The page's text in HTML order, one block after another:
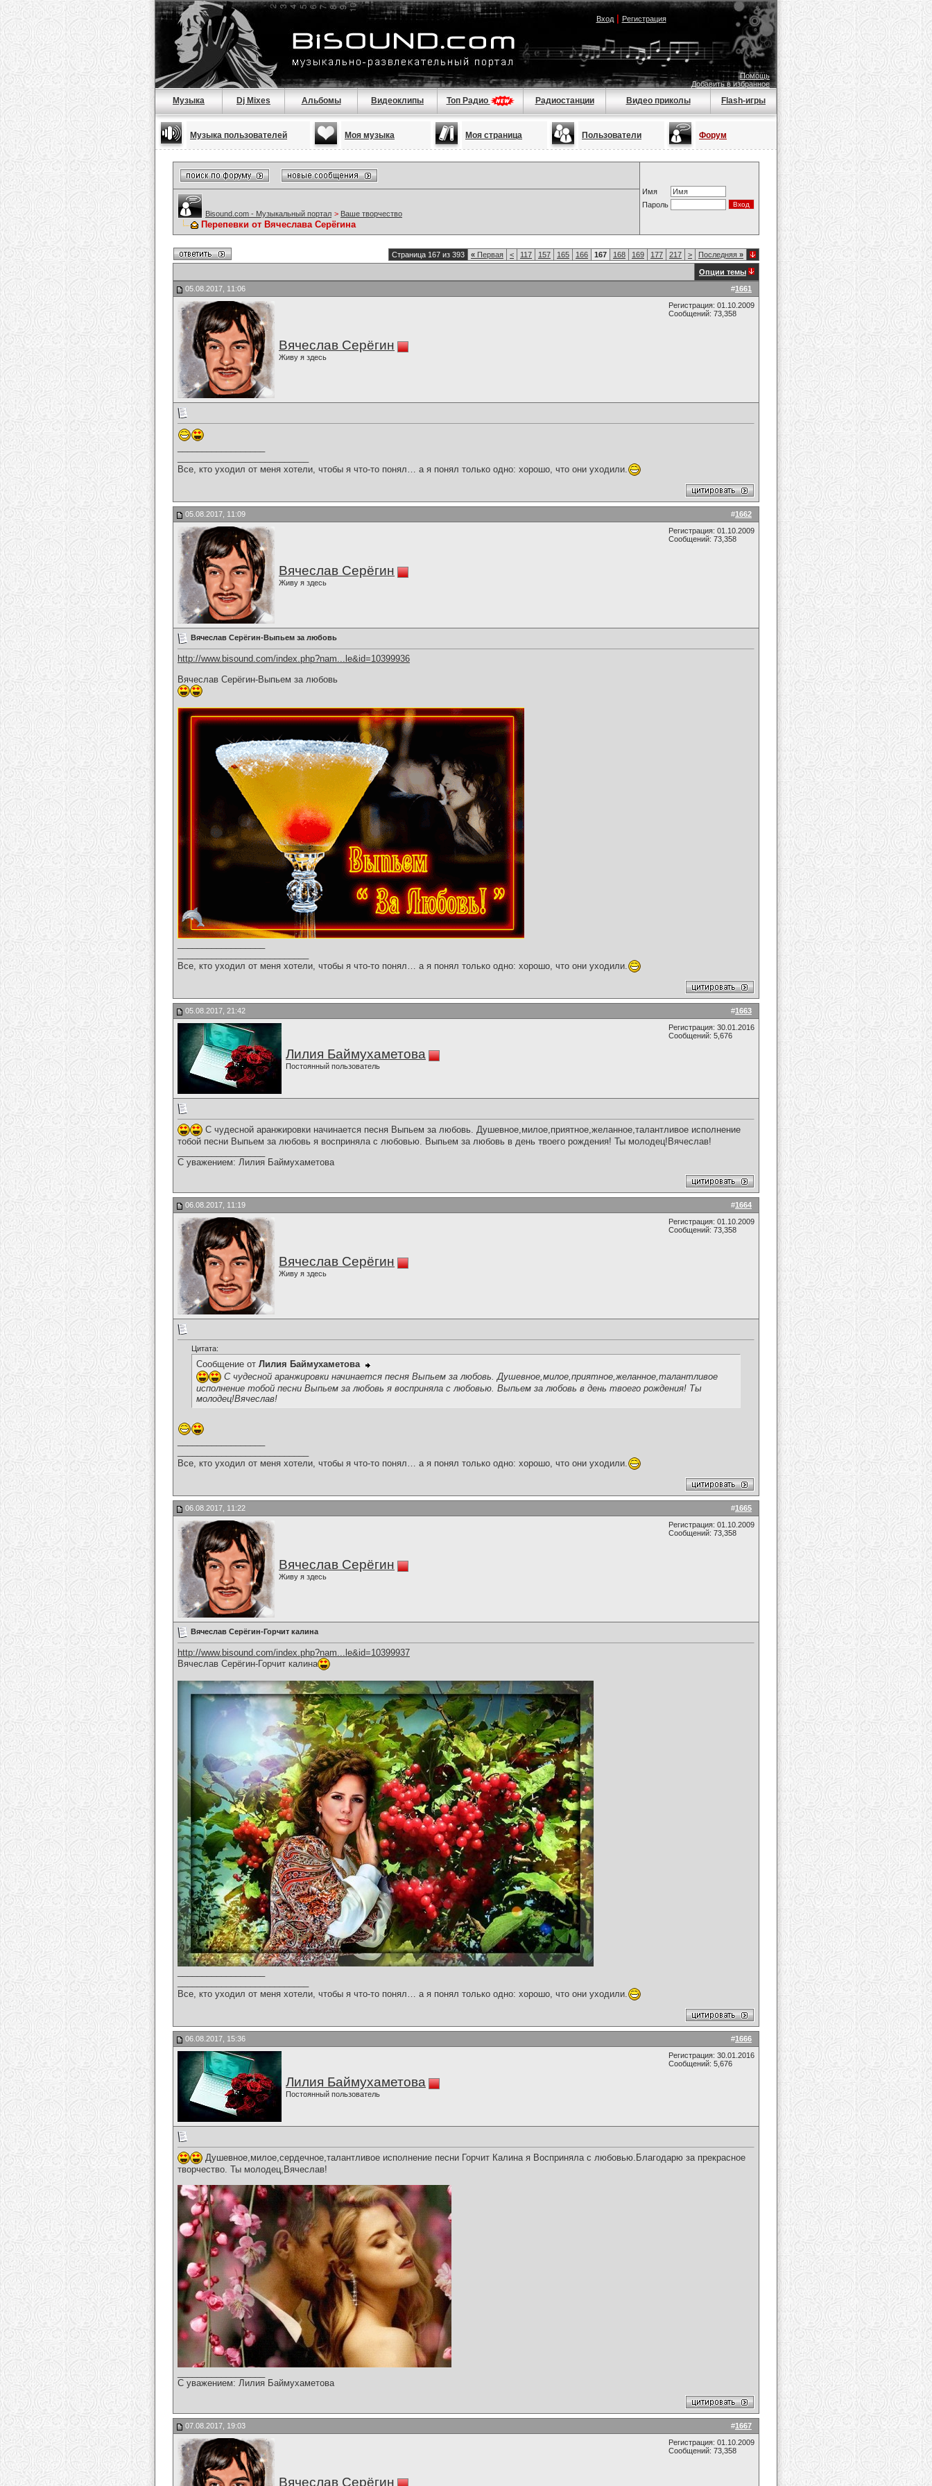
Вход| Регистрация
Помощь
Добавить в избранное
Музыка Dj Mixes Альбомы Видеоклипы Топ Радио Радиостанции Видео приколы Flash-игры
Музыка пользователей Моя музыка Моя страница Пользователи Форум
Имя
Пароль
Bisound.com - Музыкальный портал > Ваше творчество
Перепевки от Вячеслава Серёгина
Страница 167 из 393 « Первая < 117 157 165 166 167 168 169 177 217 > Последняя »
Опции темы
#1661
05.08.2017, 11:06
Вячеслав Серёгин
Живу я здесь
Регистрация: 01.10.2009
Сообщений: 73,358
Все, кто уходил от меня хотели, чтобы я что-то понял… а я понял только одно: хорошо, что они уходили.
#1662
05.08.2017, 11:09
Вячеслав Серёгин
Живу я здесь
Регистрация: 01.10.2009
Сообщений: 73,358
Вячеслав Серёгин-Выпьем за любовь
http://www.bisound.com/index.php?nam...le&id=10399936
Вячеслав Серёгин-Выпьем за любовь
Все, кто уходил от меня хотели, чтобы я что-то понял… а я понял только одно: хорошо, что они уходили.
#1663
05.08.2017, 21:42
Лилия Баймухаметова
Постоянный пользователь
Регистрация: 30.01.2016
Сообщений: 5,676
С чудесной аранжировки начинается песня Выпьем за любовь. Душевное,милое,приятное,желанное,талантливое исполнение
тобой песни Выпьем за любовь я восприняла с любовью. Выпьем за любовь в день твоего рождения! Ты молодец!Вячеслав!
С уважением: Лилия Баймухаметова
#1664
06.08.2017, 11:19
Вячеслав Серёгин
Живу я здесь
Регистрация: 01.10.2009
Сообщений: 73,358
Цитата:
Сообщение от Лилия Баймухаметова
С чудесной аранжировки начинается песня Выпьем за любовь. Душевное,милое,приятное,желанное,талантливое
исполнение тобой песни Выпьем за любовь я восприняла с любовью. Выпьем за любовь в день твоего рождения! Ты
молодец!Вячеслав!
Все, кто уходил от меня хотели, чтобы я что-то понял… а я понял только одно: хорошо, что они уходили.
#1665
06.08.2017, 11:22
Вячеслав Серёгин
Живу я здесь
Регистрация: 01.10.2009
Сообщений: 73,358
Вячеслав Серёгин-Горчит калина
http://www.bisound.com/index.php?nam...le&id=10399937
Вячеслав Серёгин-Горчит калина
Все, кто уходил от меня хотели, чтобы я что-то понял… а я понял только одно: хорошо, что они уходили.
#1666
06.08.2017, 15:36
Лилия Баймухаметова
Постоянный пользователь
Регистрация: 30.01.2016
Сообщений: 5,676
Душевное,милое,сердечное,талантливое исполнение песни Горчит Калина я Восприняла с любовью.Благодарю за прекрасное
творчество. Ты молодец,Вячеслав!
С уважением: Лилия Баймухаметова
#1667
07.08.2017, 19:03
Вячеслав Серёгин
Регистрация: 01.10.2009
Сообщений: 73,358